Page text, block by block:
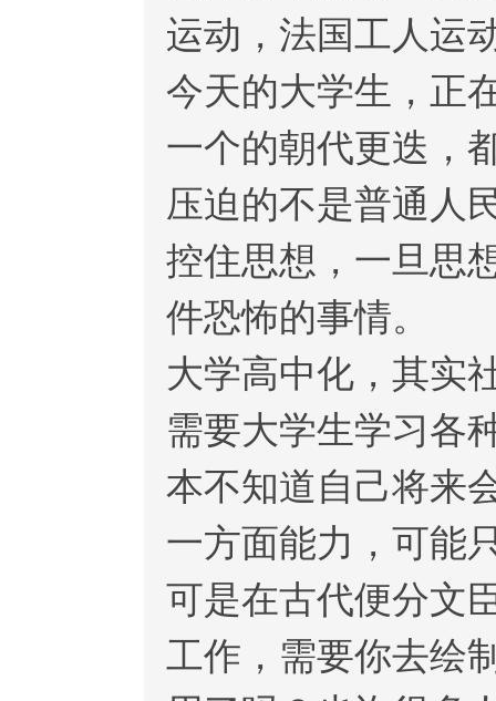
运动，法国工人运
今天的大学生，正
一个的朝代更迭，
压迫的不是普通人
控住思想，一旦思
件恐怖的事情。
大学高中化，其实
需要大学生学习各
本不知道自己将来
一方面能力，可能
可是在古代便分文
工作，需要你去绘